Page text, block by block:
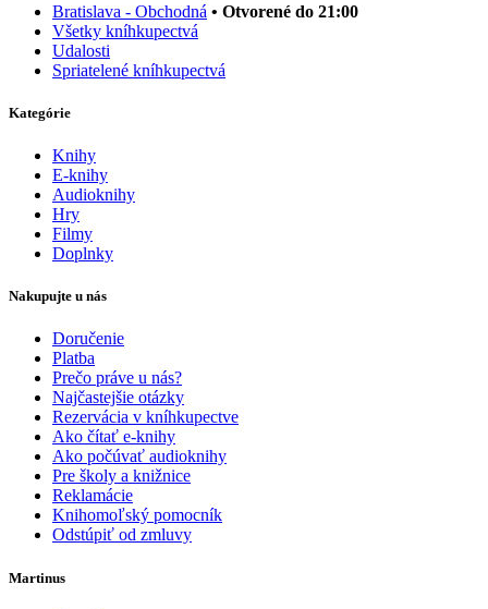
Bratislava - Obchodná • Otvorené do 21:00
Všetky kníhkupectvá
Udalosti
Spriatelené kníhkupectvá
Kategórie
Knihy
E-knihy
Audioknihy
Hry
Filmy
Doplnky
Nakupujte u nás
Doručenie
Platba
Prečo práve u nás?
Najčastejšie otázky
Rezervácia v kníhkupectve
Ako čítať e-knihy
Ako počúvať audioknihy
Pre školy a knižnice
Reklamácie
Knihomoľský pomocník
Odstúpiť od zmluvy
Martinus